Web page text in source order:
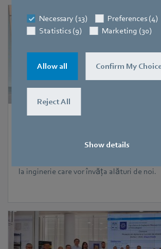
Necessary (13)
Preferences (4)
Statistics (9)
Marketing (30)
Allow all Confirm My
Reject All
Show details
Am dat startul sesiunii de
la inginerie care vor învăța alături de noi.